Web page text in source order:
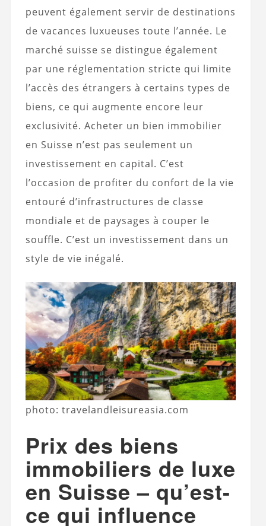
peuvent également servir de destinations
de vacances luxueuses toute l’année. Le
marché suisse se distingue également
par une réglementation stricte qui limite
l’accès des étrangers à certains types de
biens, ce qui augmente encore leur
exclusivité. Acheter un bien immobilier
en Suisse n’est pas seulement un
investissement en capital. C’est
l’occasion de profiter du confort de la vie
entouré d’infrastructures de classe
mondiale et de paysages à couper le
souffle. C’est un investissement dans un
style de vie inégalé.
photo: travelandleisureasia.com
Prix ​​des biens
immobiliers de luxe
en Suisse – qu’est-
ce qui influence